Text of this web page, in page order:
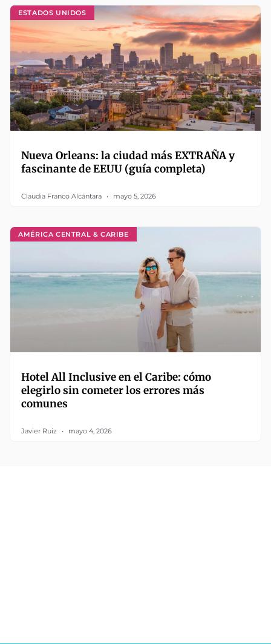
ESTADOS UNIDOS
Nueva Orleans: la ciudad más EXTRAÑA y
fascinante de EEUU (guía completa)
Claudia Franco Alcántara mayo 5, 2026
AMÉRICA CENTRAL & CARIBE
Hotel All Inclusive en el Caribe: cómo
elegirlo sin cometer los errores más
comunes
Javier Ruiz mayo 4, 2026